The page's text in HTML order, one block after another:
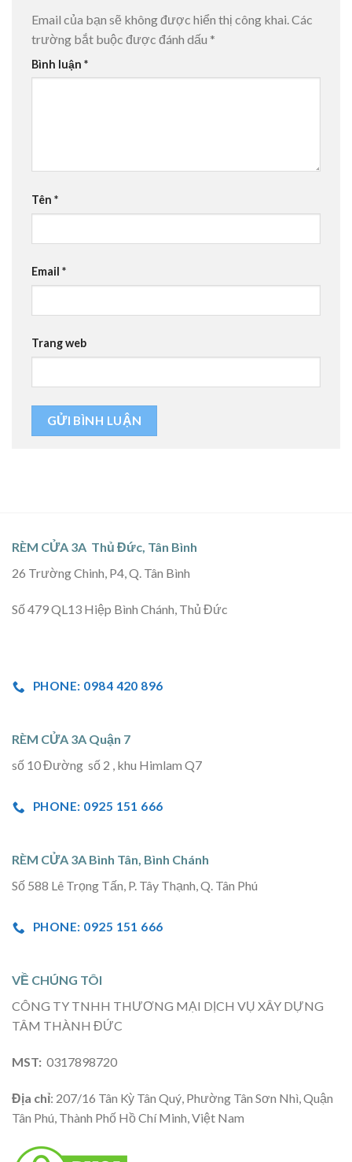
Email của bạn sẽ không được hiển thị công khai. Các
trường bắt buộc được đánh dấu *
Bình luận *
Tên *
Email *
Trang web
RÈM CỬA 3A Thủ Đức, Tân Bình
26 Trường Chinh, P4, Q. Tân Bình
Số 479 QL13 Hiệp Bình Chánh, Thủ Đức
PHONE: 0984 420 896
RÈM CỬA 3A Quận 7
số 10 Đường số 2 , khu Himlam Q7
PHONE: 0925 151 666
RÈM CỬA 3A Bình Tân, Bình Chánh
Số 588 Lê Trọng Tấn, P. Tây Thạnh, Q. Tân Phú
PHONE: 0925 151 666
VỀ CHÚNG TÔI
CÔNG TY TNHH THƯƠNG MẠI DỊCH VỤ XÂY DỰNG
TÂM THÀNH ĐỨC
MST: 0317898720
Địa chỉ: 207/16 Tân Kỳ Tân Quý, Phường Tân Sơn Nhì, Quận
Tân Phú, Thành Phố Hồ Chí Minh, Việt Nam